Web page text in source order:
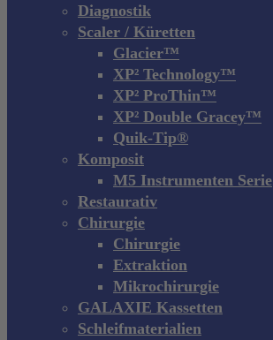
Diagnostik
Scaler / Küretten
Glacier™
XP² Technology™
XP² ProThin™
XP² Double Gracey™
Quik-Tip®
Komposit
M5 Instrumenten Serie
Restaurativ
Chirurgie
Chirurgie
Extraktion
Mikrochirurgie
GALAXIE Kassetten
Schleifmaterialien